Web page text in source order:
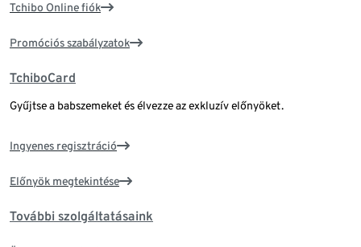
Tchibo Online fiók
Promóciós szabályzatok
TchiboCard
Gyűjtse a babszemeket és élvezze az exkluzív előnyöket.
Ingyenes regisztráció
Előnyök megtekintése
További szolgáltatásaink